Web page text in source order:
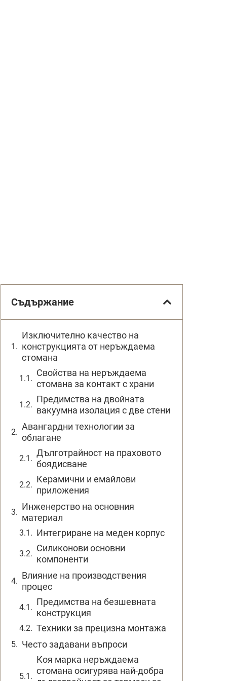
Съдържание
Изключително качество на
конструкцията от неръждаема
стомана
Свойства на неръждаема
стомана за контакт с храни
Предимства на двойната
вакуумна изолация с две стени
Авангардни технологии за
облагане
Дълготрайност на праховото
боядисване
Керамични и емайлови
приложения
Инженерство на основния
материал
Интегриране на меден корпус
Силиконови основни
компоненти
Влияние на производствения
процес
Предимства на безшевната
конструкция
Техники за прецизна монтажа
Често задавани въпроси
Коя марка неръждаема
стомана осигурява най-добра